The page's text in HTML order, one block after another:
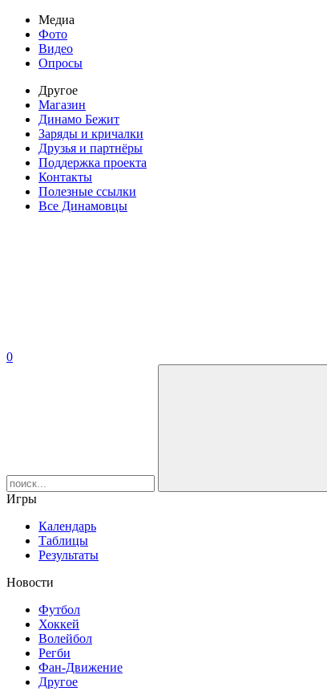
Медиа
Фото
Видео
Опросы
Другое
Магазин
Динамо Бежит
Заряды и кричалки
Друзья и партнёры
Поддержка проекта
Контакты
Полезные ссылки
Все Динамовцы
0
Игры
Календарь
Таблицы
Результаты
Новости
Футбол
Хоккей
Волейбол
Регби
Фан-Движение
Другое